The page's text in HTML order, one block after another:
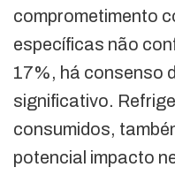
comprometimento
específicas não
17%, há consenso
significativo.
consumidos,
potencial impacto